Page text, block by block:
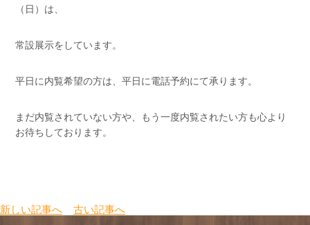
（日）は、
常設展示をしています。
平日に内覧希望の方は、平日に電話予約にて承ります。
まだ内覧されていない方や、もう一度内覧されたい方も心より
お待ちしております。
新しい記事へ 古い記事へ